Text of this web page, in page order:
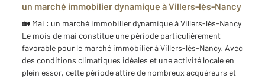
un marché immobilier dynamique à Villers-lès-Nancy
🏡 Mai : un marché immobilier dynamique à Villers-lès-Nancy
Le mois de mai constitue une période particulièrement
favorable pour le marché immobilier à Villers-lès-Nancy. Avec
des conditions climatiques idéales et une activité locale en
plein essor, cette période attire de nombreux acquéreurs et